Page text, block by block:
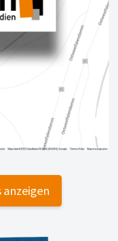
anzeigen